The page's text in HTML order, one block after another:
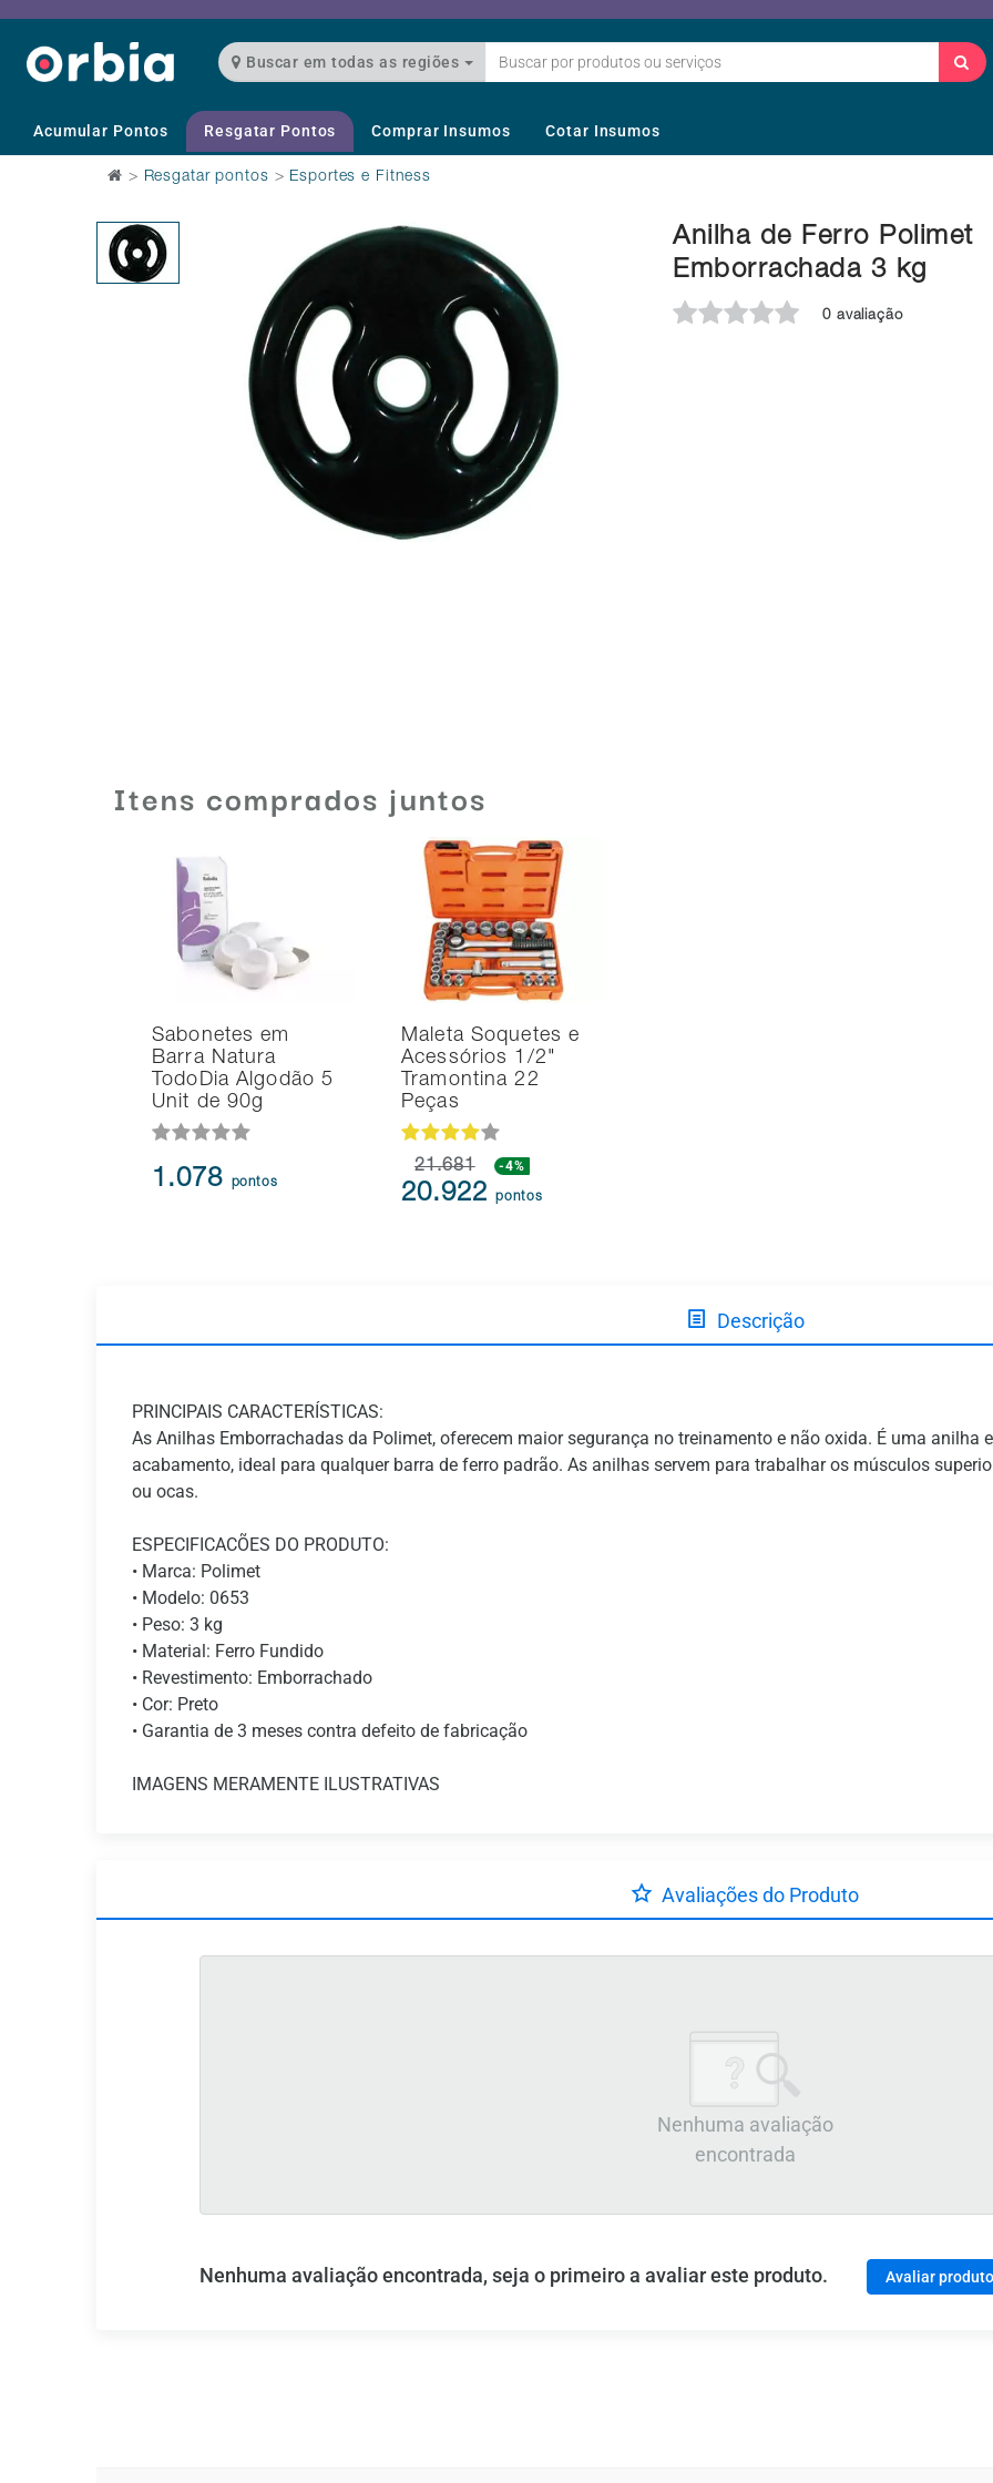
Buscar em todas as regiões
Acumular Pontos Resgatar Pontos Comprar Insumos Cotar Insumos
> Resgatar pontos > Esportes e Fitness
Anilha de Ferro Polimet
Emborrachada 3 kg
0 avaliação
Itens comprados juntos
Sabonetes em
Barra Natura
TodoDia Algodão 5
Unit de 90g
1.078 pontos
Maleta Soquetes e
Acessórios 1/2"
Tramontina 22
Peças
21.681 -4%
20.922pontos
Descrição
PRINCIPAIS CARACTERÍSTICAS:
As Anilhas Emborrachadas da Polimet, oferecem maior segurança no treinamento e não oxida. É uma
acabamento, ideal para qualquer barra de ferro padrão. As anilhas servem para trabalhar os músculos
ou ocas.
ESPECIFICACÕES DO PRODUTO:
• Marca: Polimet
• Modelo: 0653
• Peso: 3 kg
• Material: Ferro Fundido
• Revestimento: Emborrachado
• Cor: Preto
• Garantia de 3 meses contra defeito de fabricação
IMAGENS MERAMENTE ILUSTRATIVAS
Avaliações do Produto
Nenhuma avaliação
encontrada
Nenhuma avaliação encontrada, seja o primeiro a avaliar este produto. Avaliar produto